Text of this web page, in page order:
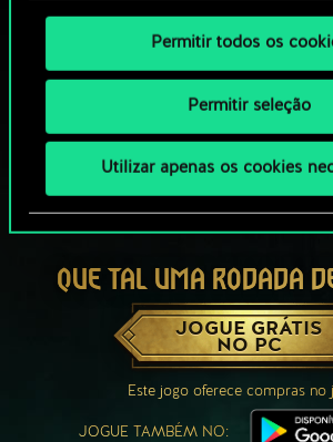
Permitir todos os
Permitir seleção
Utilizar apenas os cookies
QUE TAL UMA RODADA
JOGUE GRÁTIS
NO PC
Este jogo oferece compras no
JOGUE TAMBÉM NO: